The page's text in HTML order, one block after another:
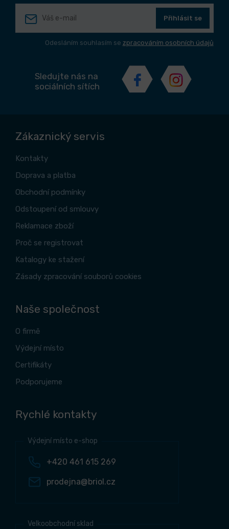
Přihlásit se
Odesláním souhlasím se zpracováním osobních údajů
Sledujte nás na
sociálních sítích
Zákaznický servis
Kontakty
Doprava a platba
Obchodní podmínky
Odstoupení od smlouvy
Reklamace zboží
Proč se registrovat
Katalogy ke stažení
Zásady zpracování souborů cookies
Naše společnost
O firmě
Výdejní místo
Certifikáty
Podporujeme
Rychlé kontakty
Výdejní místo e-shop
+420 461 615 269
prodejna@briol.cz
Velkoobchodní sklad